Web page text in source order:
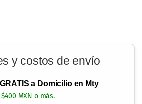
y costos de envío
a Domicilio en Mty
MXN o más.